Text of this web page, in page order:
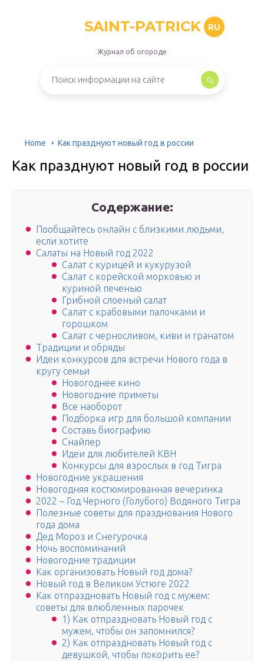
SAINT-PATRICK RU
Журнал об огороде
Home Как празднуют новый год в россии
Как празднуют новый год в россии
Содержание:
Пообщайтесь онлайн с близкими людьми,
если хотите
Салаты на Новый год 2022
Салат с курицей и кукурузой
Салат с корейской морковью и
куриной печенью
Грибной слоеный салат
Салат с крабовыми палочками и
горошком
Салат с черносливом, киви и гранатом
Традиции и обряды
Идеи конкурсов для встречи Нового года в
кругу семьи
Новогоднее кино
Новогодние приметы
Все наоборот
Подборка игр для большой компании
Составь биографию
Снайпер
Идеи для любителей КВН
Конкурсы для взрослых в год Тигра
Новогодние украшения
Новогодняя костюмированная вечеринка
2022 – Год Черного (Голубого) Водяного Тигра
Полезные советы для празднования Нового
года дома
Дед Мороз и Снегурочка
Ночь воспоминаний
Новогодние традиции
Как организовать Новый год дома?
Новый год в Великом Устюге 2022
Как отпраздновать Новый год с мужем:
советы для влюбленных парочек
1) Как отпраздновать Новый год с
мужем, чтобы он запомнился?
2) Как отпраздновать Новый год с
девушкой, чтобы покорить ее?